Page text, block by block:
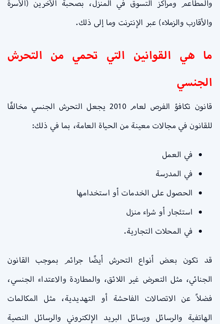
والمطاعم ومراكز التسوق في المنزل، بصحبة الآخرين (الأسرة
والأقارب والزملاء) عبر الإنترنت وما إلى ذلك.
ما هي القوانين التي تحمي من التحرش
الجنسي
قانون تكافؤ الفرص لعام 2010 يجعل التحرش الجنسي مخالفًا
للقانون في مجالات معينة من الحياة العامة، بما في ذلك:
في العمل
في المدرسة
الحصول على الخدمات أو استخدامها
استئجار أو شراء منزل
في المحلات التجارية.
قد تكون بعض أنواع التحرش أيضًا جرائم بموجب القانون
الجنائي، مثل التعرض غير اللائق، والمطاردة والاعتداء الجنسي،
فضلاً عن الاتصالات الفاحشة أو التهديدية، مثل المكالمات
الهاتفية والرسائل ورسائل البريد الإلكتروني والرسائل النصية